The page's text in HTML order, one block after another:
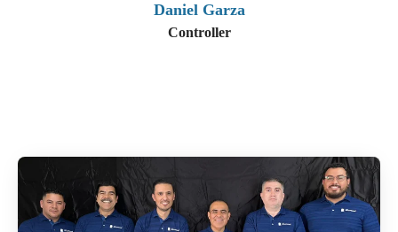
Daniel Garza
Controller